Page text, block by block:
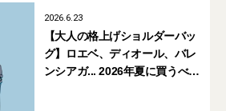
2026.6.23
【大人の格上げショルダーバッ
グ】ロエベ、ディオール、バレ
ンシアガ... 2026年夏に買うべき